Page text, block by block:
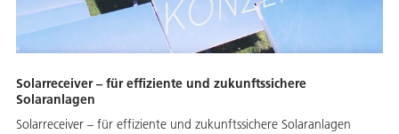
Solarreceiver – für effiziente und zukunftssichere
Solaranlagen
Solarreceiver – für effiziente und zukunftssichere Solaranlagen